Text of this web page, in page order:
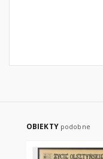
OBIEKTY podobne